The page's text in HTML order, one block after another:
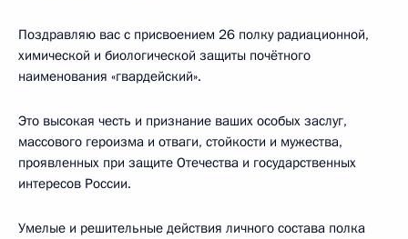
Поздравляю вас с присвоением 26 полку радиационной,
химической и биологической защиты почётного
наименования «гвардейский».
Это высокая честь и признание ваших особых заслуг,
массового героизма и отваги, стойкости и мужества,
проявленных при защите Отечества и государственных
интересов России.
Умелые и решительные действия личного состава полка